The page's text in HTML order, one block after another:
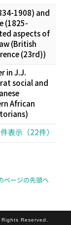
1908) and
(1825-
aspects of
(British
(23rd))
in J.J.
social and
African
表示（22件）
ページの先頭へ
Reserved.